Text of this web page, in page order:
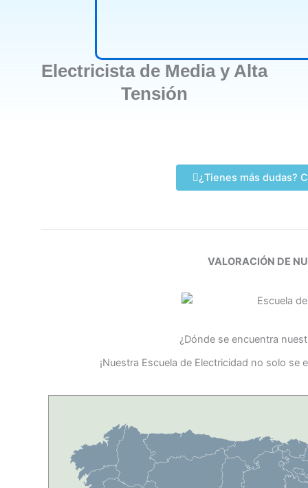
Electricista de Media y Alta
Tensión
¿Tienes más dudas?
VALORACIÓN DE
¿Dónde se encuentra
¡Nuestra Escuela de Electricidad no solo